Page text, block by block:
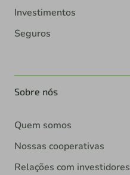
Investimentos
Seguros
Sobre nós
Quem somos
Nossas cooperativas
Relações com investidores